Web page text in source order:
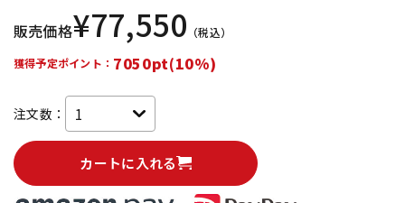
販売価格¥77,550 （税込）
獲得予定ポイント： 7050pt(10%)
注文数：
カートに入れる